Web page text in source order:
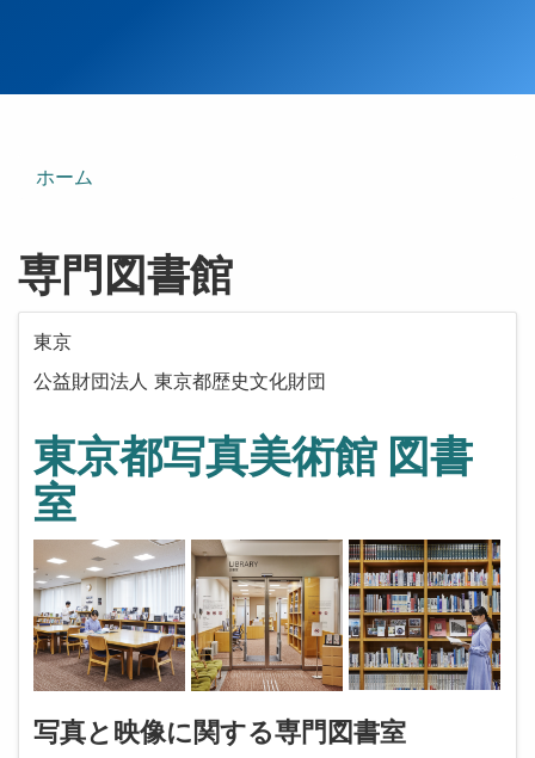
ホーム
専門図書館
東京
公益財団法人 東京都歴史文化財団
東京都写真美術館 図書
室
写真と映像に関する専門図書室